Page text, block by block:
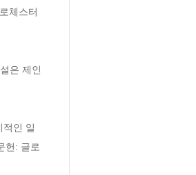
체스터
은 제인
인 일
헌: 글로